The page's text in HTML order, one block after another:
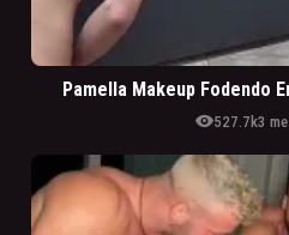
Pamella Makeup Fodendo
visibility527.7k3